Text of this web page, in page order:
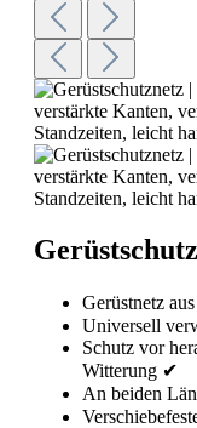
Gerüstnetz
Universell
Schutz vor
Witterung ✔
An beiden